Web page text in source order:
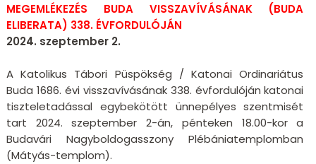
MEGEMLÉKEZÉS BUDA VISSZAVÍVÁSÁNAK (BUDA
ELIBERATA) 338. ÉVFORDULÓJÁN
2024. szeptember 2.
A Katolikus Tábori Püspökség / Katonai Ordinariátus
Buda 1686. évi visszavívásának 338. évfordulóján katonai
tiszteletadással egybekötött ünnepélyes szentmisét
tart 2024. szeptember 2-án, pénteken 18.00-kor a
Budavári Nagyboldogasszony Plébániatemplomban
(Mátyás-templom).